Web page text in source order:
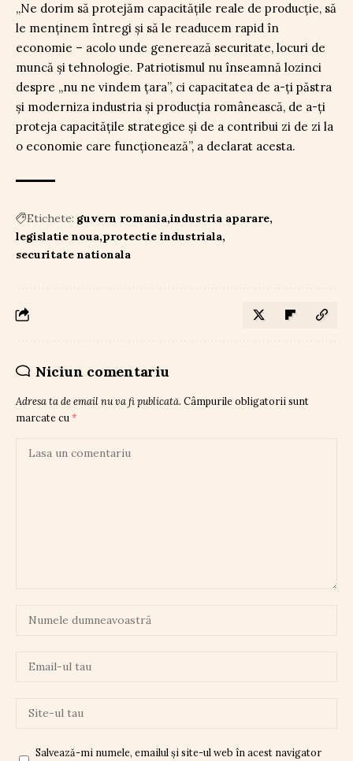
„Ne dorim să protejăm capacităţile reale de producţie, să
le menţinem întregi şi să le readucem rapid în
economie – acolo unde generează securitate, locuri de
muncă şi tehnologie. Patriotismul nu înseamnă lozinci
despre „nu ne vindem ţara”, ci capacitatea de a-ţi păstra
şi moderniza industria şi producţia românească, de a-ţi
proteja capacităţile strategice şi de a contribui zi de zi la
o economie care funcţionează”, a declarat acesta.
Etichete: guvern romania industria aparare
legislatie noua protectie industriala
securitate nationala
Niciun comentariu
Adresa ta de email nu va fi publicată. Câmpurile obligatorii sunt
marcate cu *
Salvează-mi numele, emailul și site-ul web în acest navigator